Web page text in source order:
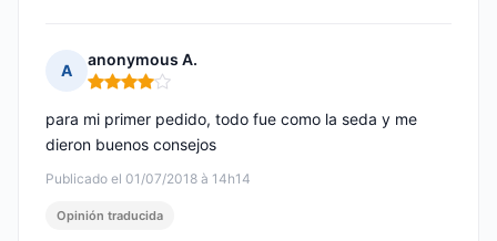
A
anonymous A.
Nota: 4 de 5
Publicado el 01/07/2018 à 14h14
para mi primer pedido, todo fue como la seda y me
dieron buenos consejos
Opinión traducida